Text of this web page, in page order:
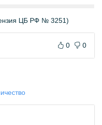
ЦБ РФ № 3251)
0 0